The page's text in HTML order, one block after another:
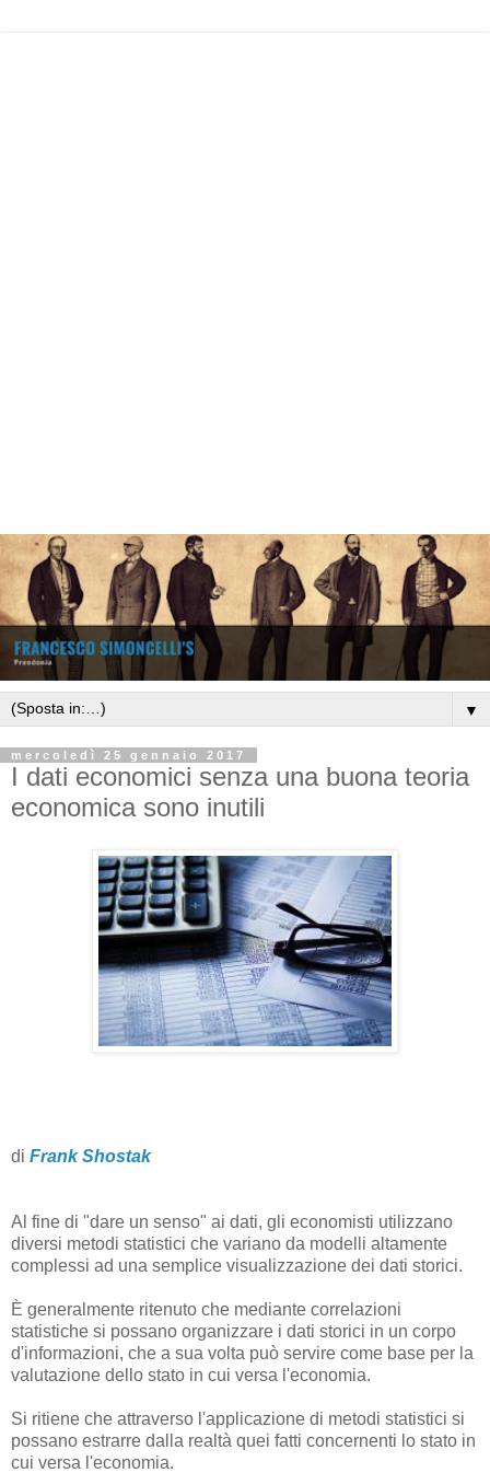
▼
mercoledì 25 gennaio 2017
I dati economici senza una buona teoria
economica sono inutili
di Frank Shostak
Al fine di "dare un senso" ai dati, gli economisti utilizzano
diversi metodi statistici che variano da modelli altamente
complessi ad una semplice visualizzazione dei dati storici.
È generalmente ritenuto che mediante correlazioni
statistiche si possano organizzare i dati storici in un corpo
d'informazioni, che a sua volta può servire come base per la
valutazione dello stato in cui versa l'economia.
Si ritiene che attraverso l'applicazione di metodi statistici si
possano estrarre dalla realtà quei fatti concernenti lo stato in
cui versa l'economia.